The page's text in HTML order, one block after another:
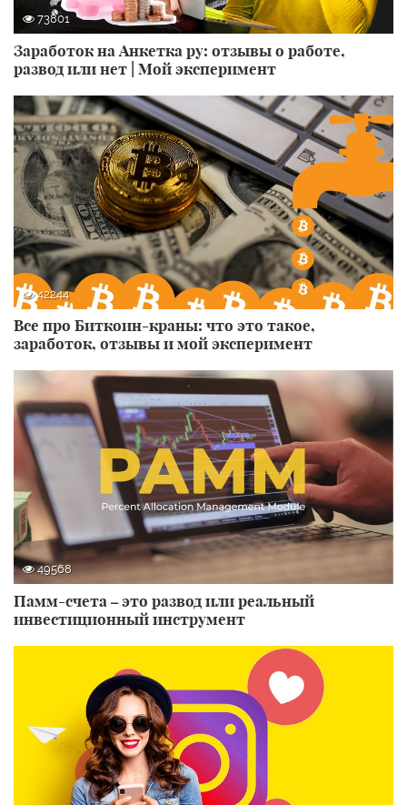
73801
Заработок на Анкетка ру: отзывы о работе,
развод или нет | Мой эксперимент
42244
Все про Биткоин-краны: что это такое,
заработок, отзывы и мой эксперимент
49568
Памм-счета – это развод или реальный
инвестиционный инструмент